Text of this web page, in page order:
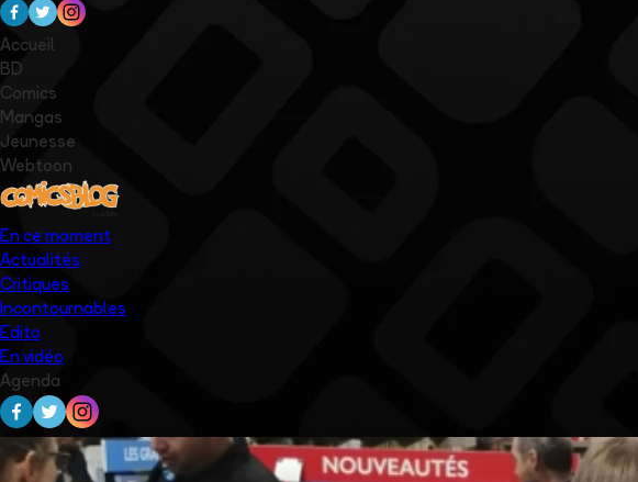
Accueil
BD
Comics
Mangas
Jeunesse
Webtoon
En ce moment
Actualités
Critiques
Incontournables
Edito
En vidéo
Agenda